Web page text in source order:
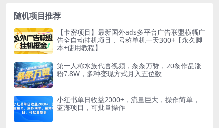
随机项目推荐
【卡密项目】最新国外ads多平台广告联盟横幅广
告全自动挂机项目，号称单机一天300+【永久脚
本+使用教程】
第一人称水族代言视频，条条万赞，20条作品涨
粉7.8W，多种变现方式月入五位数
小红书单日收益2000+，流量巨大，操作简单，
蓝海项目，可批量操作